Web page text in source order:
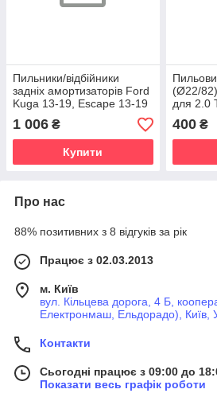
Пильники/відбійники
задніх амортизаторів Ford
Kuga 13-19, Escape 13-19
1 006 ₴
Купити
(Ø22/
для 2.0
18,
13-19
400₴
Про нас
88% позитивних з 8 відгуків за рік
Працює з 02.03.2013
м. Київ
вул. Кільцева дорога, 4 Б,
Електронмаш, Ельдорадо), Київ,
Контакти
Сьогодні працює з 09:00 до
Показати весь графік роботи